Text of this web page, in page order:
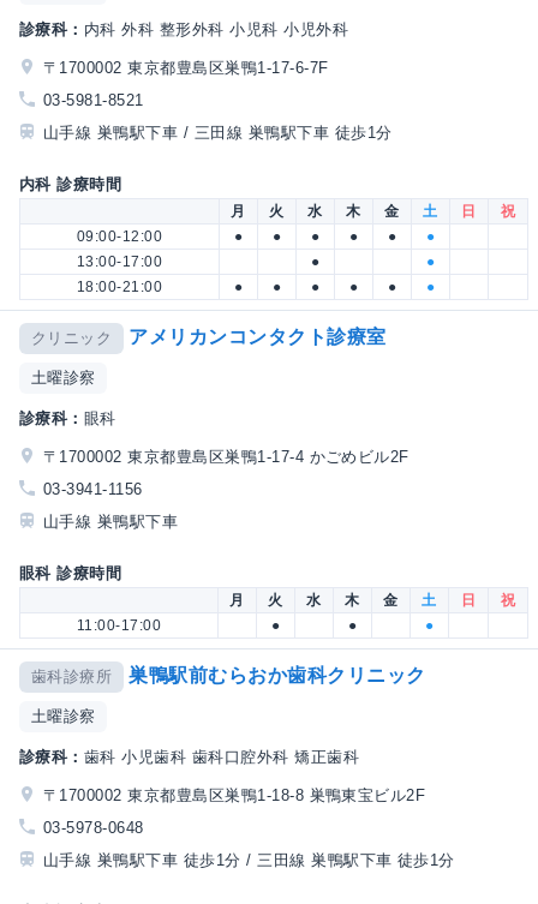
診療科： 内科 外科 整形外科 小児科 小児外科
〒1700002 東京都豊島区巣鴨1-17-6-7F
03-5981-8521
山手線 巣鴨駅下車 / 三田線 巣鴨駅下車 徒歩1分
内科 診療時間
月 火 水 木 金 土 日
祝
09:00-12:00
● ● ● ● ●
●
13:00-17:00
●
●
18:00-21:00
● ● ● ● ● ●
クリニック アメリカンコンタクト診療室
土曜診察
診療科： 眼科
〒1700002 東京都豊島区巣鴨1-17-4 かごめビル2F
03-3941-1156
山手線 巣鴨駅下車
眼科 診療時間
月 火 水 木 金 土 日
祝
11:00-17:00
● ● ●
歯科診療所 巣鴨駅前むらおか歯科クリニック
土曜診察
診療科： 歯科 小児歯科 歯科口腔外科 矯正歯科
〒1700002 東京都豊島区巣鴨1-18-8 巣鴨東宝ビル2F
03-5978-0648
山手線 巣鴨駅下車 徒歩1分 / 三田線 巣鴨駅下車 徒歩1分